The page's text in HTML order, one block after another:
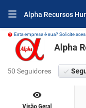
Alpha Recursos
Esta empresa é sua? Solicite
Alpha
50 Seguidores
Visão Geral